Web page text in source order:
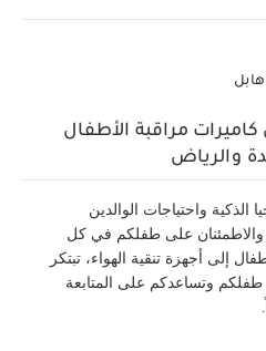
هابل
مراقبة الأطفال
والرياض
الذكية واحتياجات الوالدين
والاطمئنان على طفلكم في كل
إلى أجهزة تنقية الهواء، تبتكر
وتساعدكم على المتابعة